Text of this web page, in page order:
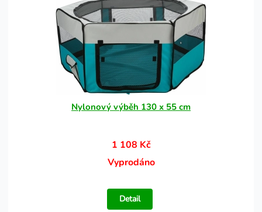
Nylonový výběh 130 x 55 cm
1 108 Kč
Vyprodáno
Detail